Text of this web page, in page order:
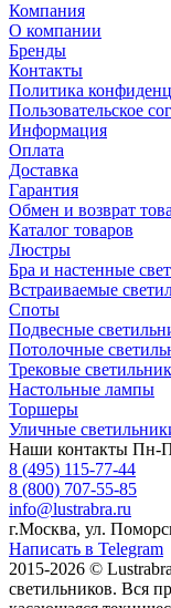
Компания
О компании
Бренды
Контакты
Политика
Пользовательское
Информация
Оплата
Доставка
Гарантия
Обмен и возврат
Каталог товаров
Люстры
Бра и настенные
Встраиваемые
Споты
Подвесные
Потолочные
Трековые
Настольные лампы
Торшеры
Уличные
Наши контакты Пн-
8 (495) 115-77-44
8 (800) 707-55-85
info@lustrabra.ru
г.Москва, ул.
Написать в Telegram
2015-2026 ©
светильников. Вся